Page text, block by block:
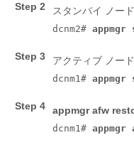
Step 2
スタンバイ ノード
dcnm2#
Step 3 アクティブ ノード
dcnm1#
Step 4 appmgr afw
dcnm1#